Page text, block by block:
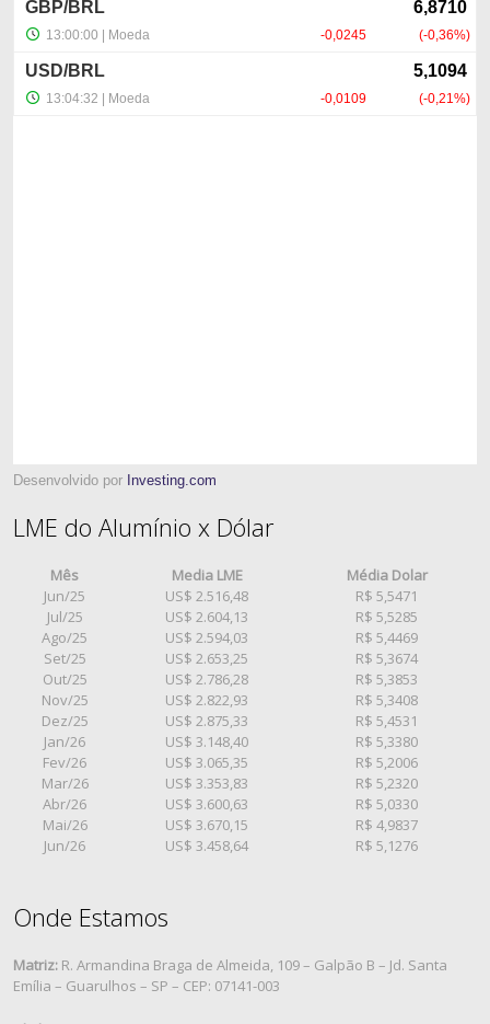
Desenvolvido por Investing.com
LME do Alumínio x Dólar
Mês Media LME
Média Dolar
Jun/25
US$ 2.516,48
R$ 5,5471
Jul/25
US$ 2.604,13
R$ 5,5285
Ago/25
US$ 2.594,03
R$ 5,4469
Set/25
US$ 2.653,25
R$ 5,3674
Out/25
US$ 2.786,28
R$ 5,3853
Nov/25
US$ 2.822,93
R$ 5,3408
Dez/25
US$ 2.875,33
R$ 5,4531
Jan/26
US$ 3.148,40
R$ 5,3380
Fev/26
US$ 3.065,35
R$ 5,2006
Mar/26
US$ 3.353,83
R$ 5,2320
Abr/26
US$ 3.600,63
R$ 5,0330
Mai/26
US$ 3.670,15
R$ 4,9837
Jun/26
US$ 3.458,64 R$ 5,1276
Onde Estamos
Matriz: R. Armandina Braga de Almeida, 109 – Galpão B – Jd. Santa
Emília – Guarulhos – SP – CEP: 07141-003